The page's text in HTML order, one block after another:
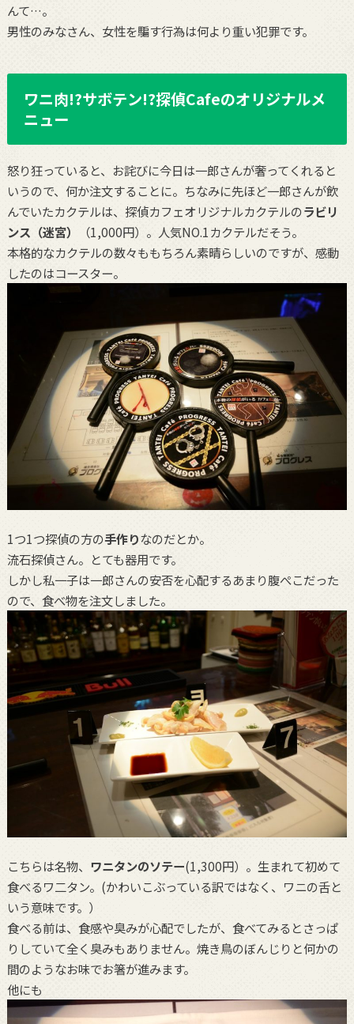
んて…。
男性のみなさん、女性を騙す行為は何より重い犯罪です。
ワニ肉!?サボテン!?探偵Cafeのオリジナルメ
ニュー
怒り狂っていると、お詫びに今日は一郎さんが奢ってくれると
いうので、何か注文することに。ちなみに先ほど一郎さんが飲
んでいたカクテルは、探偵カフェオリジナルカクテルのラビリ
ンス（迷宮）
（1,000円）。人気NO.1カクテルだそう。
本格的なカクテルの数々ももちろん素晴らしいのですが、感動
したのはコースター。
1つ1つ探偵の方の手作りなのだとか。
流石探偵さん。とても器用です。
しかし私一子は一郎さんの安否を心配するあまり腹ぺこだった
ので、食べ物を注文しました。
こちらは名物、 ワニタンのソテー(1,300円）。生まれて初めて
食べるワ二タン。(かわいこぶっている訳ではなく、ワニの舌と
いう意味です。）
食べる前は、食感や臭みが心配でしたが、食べてみるとさっぱ
りしていて全く臭みもありません。焼き鳥のぼんじりと何かの
間のようなお味でお箸が進みます。
他にも